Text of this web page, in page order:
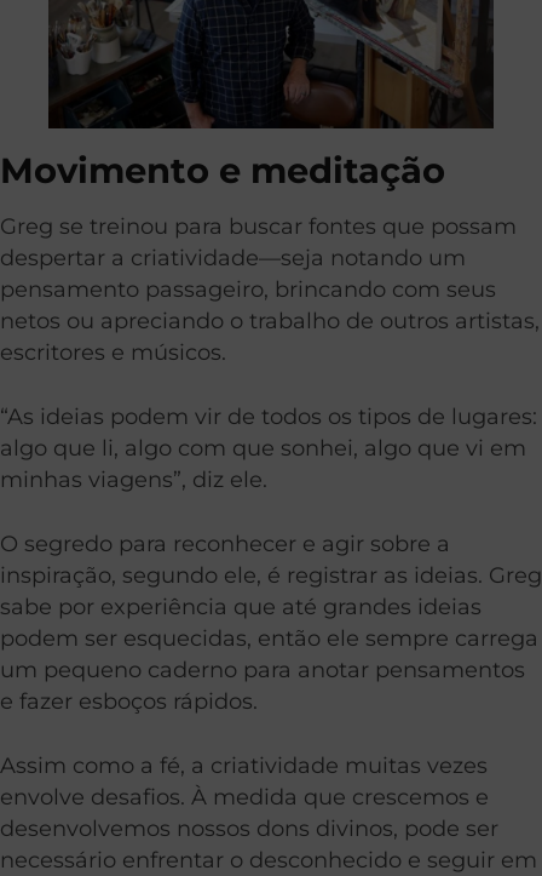
Movimento e meditação
Greg se treinou para buscar fontes que possam
despertar a criatividade—seja notando um
pensamento passageiro, brincando com seus
netos ou apreciando o trabalho de outros artistas,
escritores e músicos.
“As ideias podem vir de todos os tipos de lugares:
algo que li, algo com que sonhei, algo que vi em
minhas viagens”, diz ele.
O segredo para reconhecer e agir sobre a
inspiração, segundo ele, é registrar as ideias. Greg
sabe por experiência que até grandes ideias
podem ser esquecidas, então ele sempre carrega
um pequeno caderno para anotar pensamentos
e fazer esboços rápidos.
Assim como a fé, a criatividade muitas vezes
envolve desafios. À medida que crescemos e
desenvolvemos nossos dons divinos, pode ser
necessário enfrentar o desconhecido e seguir em